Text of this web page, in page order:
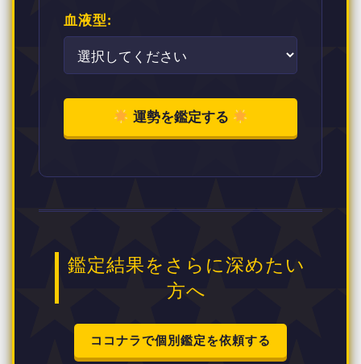
血液型:
運勢を鑑定する
鑑定結果をさらに深めたい
方へ
ココナラで個別鑑定を依頼する